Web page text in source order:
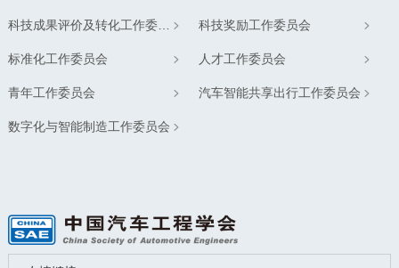
科技成果评价及转化工作委员会 科技奖励工作委员会
标准化工作委员会 人才工作委员会
青年工作委员会 汽车智能共享出行工作委员会
数字化与智能制造工作委员会